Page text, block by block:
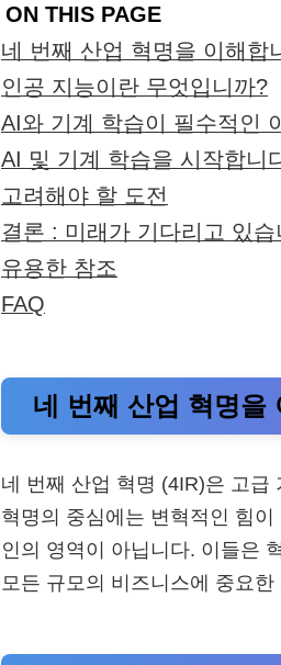
ON THIS PAGE
네 번째 산업 혁명을 이해합
인공 지능이란 무엇입니까?
AI와 기계 학습이 필수적인
AI 및 기계 학습을 시작합니
고려해야 할 도전
결론 : 미래가 기다리고 있습
유용한 참조
FAQ
네 번째 산업 혁명을
네 번째 산업 혁명 (4IR)은 고급
혁명의 중심에는 변혁적인 힘이
인의 영역이 아닙니다. 이들은
모든 규모의 비즈니스에 중요한